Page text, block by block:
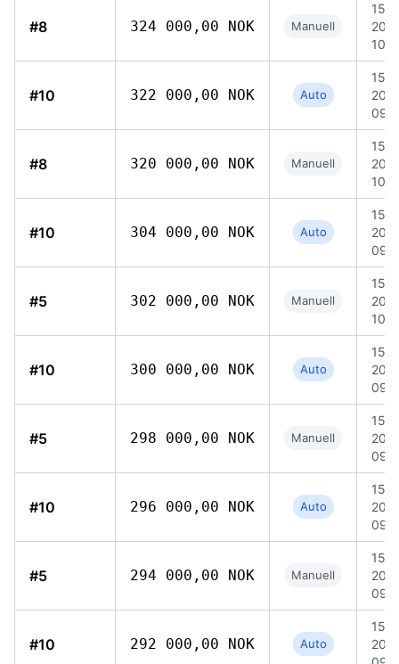
#8 324 000,00 NOK Manuell
15
#10 322 000,00 NOK Auto
15
#8 320 000,00 NOK Manuell
15
#10 304 000,00 NOK Auto
15
#5 302 000,00 NOK Manuell
15
#10 300 000,00 NOK Auto
15
#5 298 000,00 NOK Manuell
15
#10 296 000,00 NOK Auto
15
#5 294 000,00 NOK Manuell
15
#10 292 000,00 NOK Auto
15